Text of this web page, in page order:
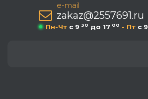
e-mail
zakaz@2557691.ru
Пн-Чт c 9 30 до 17 00 - Пт c 9